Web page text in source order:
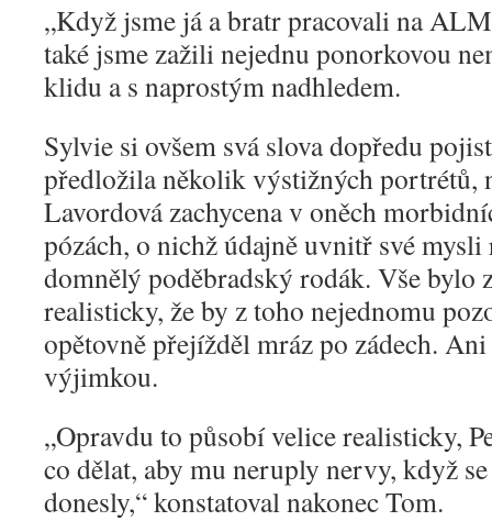
„Když jsme já a bratr pracovali na
také jsme zažili nejednu ponorkovou
klidu a s naprostým nadhledem.
Sylvie si ovšem svá slova dopředu
předložila několik výstižných portrétů,
Lavordová zachycena v oněch
pózách, o nichž údajně uvnitř své
domnělý poděbradský rodák. Vše bylo
realisticky, že by z toho nejednomu
opětovně přejížděl mráz po zádech.
výjimkou.
„Opravdu to působí velice realisticky,
co dělat, aby mu neruply nervy, když
donesly,“ konstatoval nakonec Tom.